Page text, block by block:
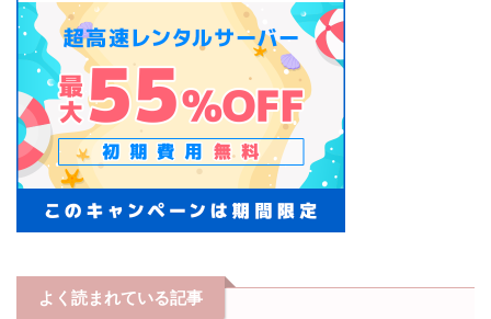
よく読まれている記事